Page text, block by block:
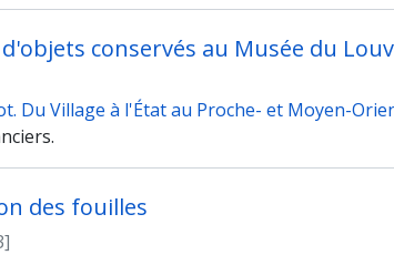
conservés au Musée du
Du Village à l'État au Proche- et Moyen-
des fouilles